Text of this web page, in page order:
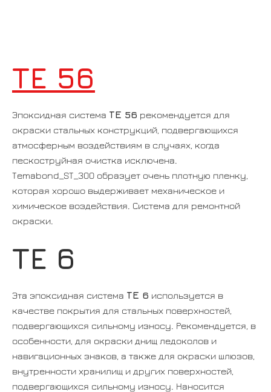
TE 56
Эпоксидная система ТЕ 56 рекомендуется для
окраски стальных конструкций, подвергающихся
атмосферным воздействиям в случаях, когда
пескоструйная очистка исключена.
Temabond_ST_300 образует очень плотную пленку,
которая хорошо выдерживает механическое и
химическое воздействия. Система для ремонтной
окраски.
TE 6
Эта эпоксидная система ТЕ 6 используется в
качестве покрытия для стальных поверхностей,
подвергающихся сильному износу. Рекомендуется, в
особенности, для окраски днищ ледоколов и
навигационных знаков, а также для окраски шлюзов,
внутренности хранилищ и других поверхностей,
подвергающихся сильному износу. Наносится